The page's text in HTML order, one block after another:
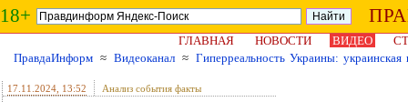
18+
ГЛАВНАЯ НОВОСТИ ВИДЕО
ПравдаИнформ ≈ Видеоканал ≈ Гиперреальность Украины:
17.11.2024 , 13:52 Анализ события факты